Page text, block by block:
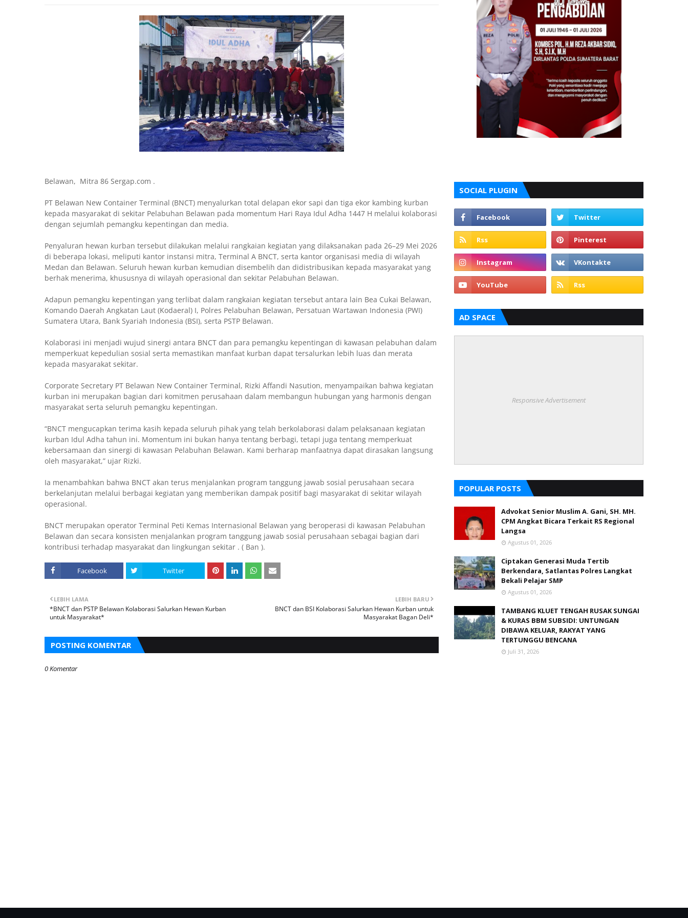
Belawan, Mitra 86 Sergap.com .
PT Belawan New Container Terminal (BNCT) menyalurkan total delapan ekor sapi dan tiga ekor kambing kurban
kepada masyarakat di sekitar Pelabuhan Belawan pada momentum Hari Raya Idul Adha 1447 H melalui kolaborasi
dengan sejumlah pemangku kepentingan dan media.
Penyaluran hewan kurban tersebut dilakukan melalui rangkaian kegiatan yang dilaksanakan pada 26–29 Mei 2026
di beberapa lokasi, meliputi kantor instansi mitra, Terminal A BNCT, serta kantor organisasi media di wilayah
Medan dan Belawan. Seluruh hewan kurban kemudian disembelih dan didistribusikan kepada masyarakat yang
berhak menerima, khususnya di wilayah operasional dan sekitar Pelabuhan Belawan.
Adapun pemangku kepentingan yang terlibat dalam rangkaian kegiatan tersebut antara lain Bea Cukai Belawan,
Komando Daerah Angkatan Laut (Kodaeral) I, Polres Pelabuhan Belawan, Persatuan Wartawan Indonesia (PWI)
Sumatera Utara, Bank Syariah Indonesia (BSI), serta PSTP Belawan.
Kolaborasi ini menjadi wujud sinergi antara BNCT dan para pemangku kepentingan di kawasan pelabuhan dalam
memperkuat kepedulian sosial serta memastikan manfaat kurban dapat tersalurkan lebih luas dan merata
kepada masyarakat sekitar.
Corporate Secretary PT Belawan New Container Terminal, Rizki Affandi Nasution, menyampaikan bahwa kegiatan
kurban ini merupakan bagian dari komitmen perusahaan dalam membangun hubungan yang harmonis dengan
masyarakat serta seluruh pemangku kepentingan.
“BNCT mengucapkan terima kasih kepada seluruh pihak yang telah berkolaborasi dalam pelaksanaan kegiatan
kurban Idul Adha tahun ini. Momentum ini bukan hanya tentang berbagi, tetapi juga tentang memperkuat
kebersamaan dan sinergi di kawasan Pelabuhan Belawan. Kami berharap manfaatnya dapat dirasakan langsung
oleh masyarakat,” ujar Rizki.
Ia menambahkan bahwa BNCT akan terus menjalankan program tanggung jawab sosial perusahaan secara
berkelanjutan melalui berbagai kegiatan yang memberikan dampak positif bagi masyarakat di sekitar wilayah
operasional.
BNCT merupakan operator Terminal Peti Kemas Internasional Belawan yang beroperasi di kawasan Pelabuhan
Belawan dan secara konsisten menjalankan program tanggung jawab sosial perusahaan sebagai bagian dari
kontribusi terhadap masyarakat dan lingkungan sekitar . ( Ban ).
Facebook Twitter
LEBIH BARU
BNCT dan BSI Kolaborasi Salurkan Hewan Kurban untuk
Masyarakat Bagan Deli*
LEBIH LAMA
*BNCT dan PSTP Belawan Kolaborasi Salurkan Hewan Kurban
untuk Masyarakat*
POSTING KOMENTAR
0 Komentar
SOCIAL PLUGIN
AD SPACE
Responsive Advertisement
POPULAR POSTS
Advokat Senior Muslim A. Gani, SH. MH.
CPM Angkat Bicara Terkait RS Regional
Langsa
Agustus 01, 2026
Ciptakan Generasi Muda Tertib
Berkendara, Satlantas Polres Langkat
Bekali Pelajar SMP
Agustus 01, 2026
TAMBANG KLUET TENGAH RUSAK SUNGAI
& KURAS BBM SUBSIDI: UNTUNGAN
DIBAWA KELUAR, RAKYAT YANG
TERTUNGGU BENCANA
Juli 31, 2026